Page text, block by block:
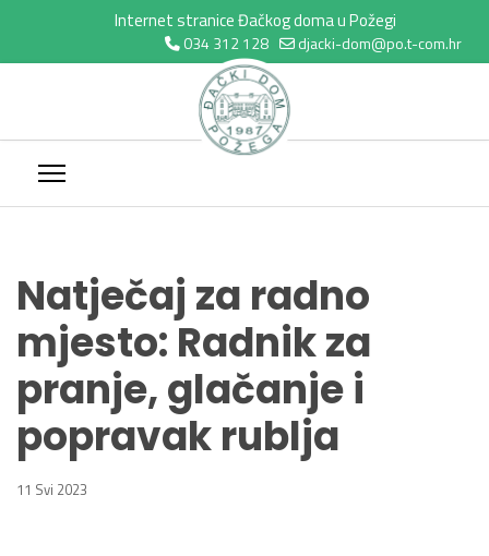
Internet stranice Đačkog doma u Požegi
034 312 128 djacki-dom@po.t-com.hr
Natječaj za radno
mjesto: Radnik za
pranje, glačanje i
popravak rublja
11 Svi 2023